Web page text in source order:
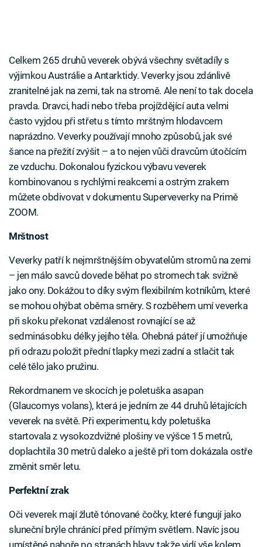
Celkem 265 druhů veverek obývá všechny světadíly s
výjimkou Austrálie a Antarktidy. Veverky jsou zdánlivě
zranitelné jak na zemi, tak na stromě. Ale není to tak docela
pravda. Dravci, hadi nebo třeba projíždějící auta velmi
často vyjdou při střetu s tímto mrštným hlodavcem
naprázdno. Veverky používají mnoho způsobů, jak své
šance na přežití zvýšit – a to nejen vůči dravcům útočícím
ze vzduchu. Dokonalou fyzickou výbavu veverek
kombinovanou s rychlými reakcemi a ostrým zrakem
můžete obdivovat v dokumentu Superveverky na Primě
ZOOM.
Mrštnost
Veverky patří k nejmrštnějším obyvatelům stromů na zemi
– jen málo savců dovede běhat po stromech tak svižně
jako ony. Dokážou to díky svým flexibilním kotníkům, které
se mohou ohýbat oběma směry. S rozběhem umí veverka
při skoku překonat vzdálenost rovnající se až
sedminásobku délky jejího těla. Ohebná páteř jí umožňuje
při odrazu položit přední tlapky mezi zadní a stlačit tak
celé tělo jako pružinu.
Rekordmanem ve skocích je poletuška asapan
(Glaucomys volans), která je jedním ze 44 druhů létajících
veverek na světě. Při experimentu, kdy poletuška
startovala z vysokozdvižné plošiny ve výšce 15 metrů,
doplachtila 30 metrů daleko a ještě při tom dokázala ostře
změnit směr letu.
Perfektní zrak
Oči veverek mají žlutě tónované čočky, které fungují jako
sluneční brýle chránící před přímým světlem. Navíc jsou